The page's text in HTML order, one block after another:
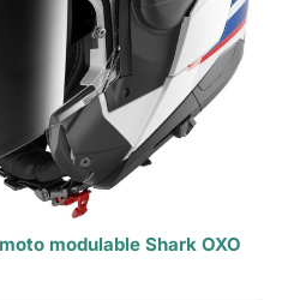
modulable Shark OXO